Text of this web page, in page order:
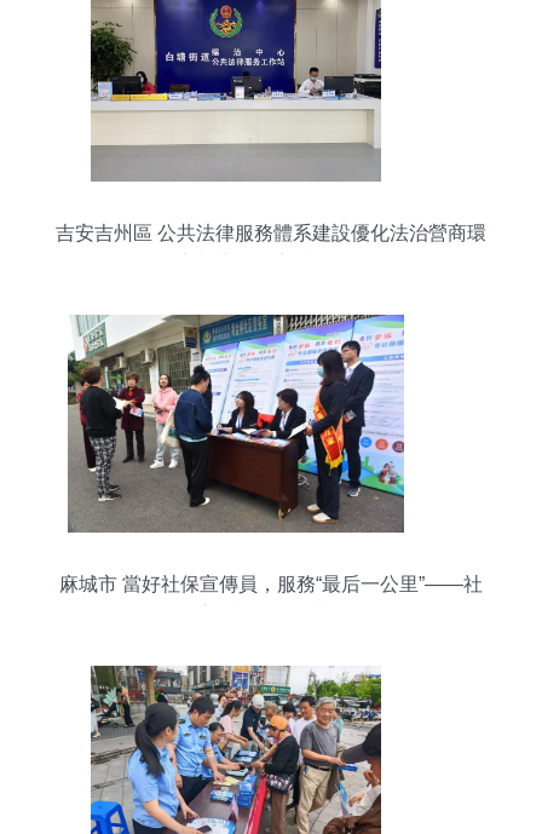
吉安吉州區 公共法律服務體系建設優化法治營商環
麻城市 當好社保宣傳員，服務“最后一公里”——社